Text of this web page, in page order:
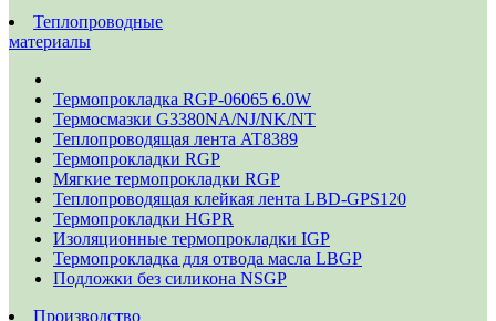
Теплопроводные
материалы
Термопрокладка RGP-06065 6.0W
Термосмазки G3380NA/NJ/NK/NT
Теплопроводящая лента AT8389
Термопрокладки RGP
Мягкие термопрокладки RGP
Теплопроводящая клейкая лента LBD-GPS120
Термопрокладки HGPR
Изоляционные термопрокладки IGP
Термопрокладка для отвода масла LBGP
Подложки без силикона NSGP
Производство